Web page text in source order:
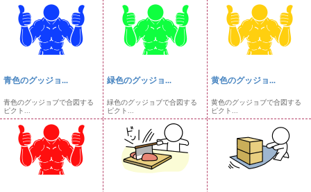
青色のグッジョ...
青色のグッジョブで合図する
ピクト...
緑色のグッジョ...
緑色のグッジョブで合図する
ピクト...
黄色のグッジョ...
黄色のグッジョブで合図する
ピクト...